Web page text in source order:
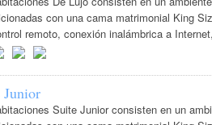
con una cama matrimonial King
remoto, conexión inalámbrica a
Junior
Suite Junior consisten en un